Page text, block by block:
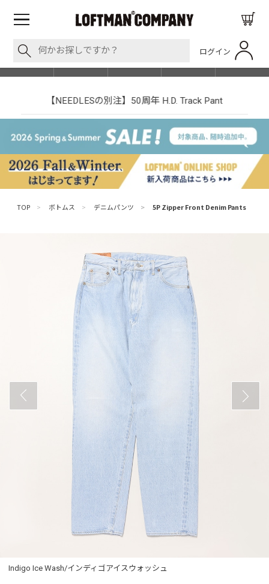
ログイン
SHOP LIST
【NEEDLESの別注】50周年 H.D. Track Pant
TOP > ボトムス > デニムパンツ > 5P Zipper Front Denim Pants
Indigo Ice Wash/インディゴアイスウォッシュ